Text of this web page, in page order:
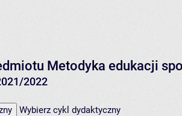
Metodyka edukacji
2022
Wybierz cykl dydaktyczny